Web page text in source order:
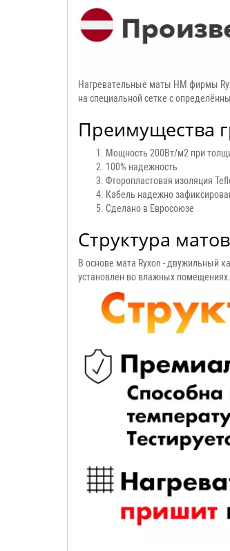
Нагревательные маты HM фирмы
на специальной сетке с
Преимущества
Мощность 200Вт/м2 при
100% надежность
Фторопластовая изоляция
Кабель надежно
Сделано в Евросоюзе
Структура
В основе мата Ryxon - двужильный
установлен во влажных